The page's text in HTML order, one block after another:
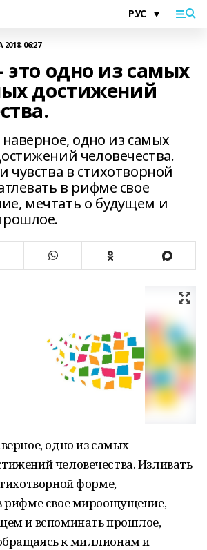
06:27
одно из самых
достижений
одно из самых
человечества.
чувства в стихотворной
в рифме свое
мечтать о будущем и
одно из самых
человечества. Изливать
форме,
рифме свое мироощущение,
и вспоминать прошлое,
к миллионам и